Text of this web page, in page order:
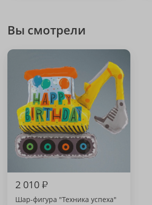
Вы смотрели
2 010₽
Шар-фигура "Техника успеха"